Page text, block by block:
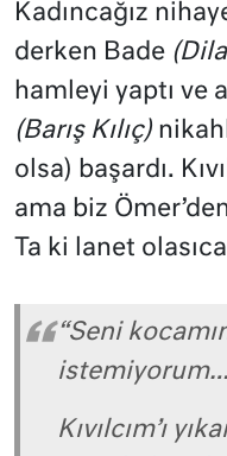
Kadıncağız
derken Bade
hamleyi yaptı ve
(Barış Kılıç)
olsa) başardı.
ama biz
Ta ki lanet
“Seni
Kıvılcım’ı